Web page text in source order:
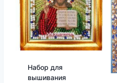
Набор для
вышивания